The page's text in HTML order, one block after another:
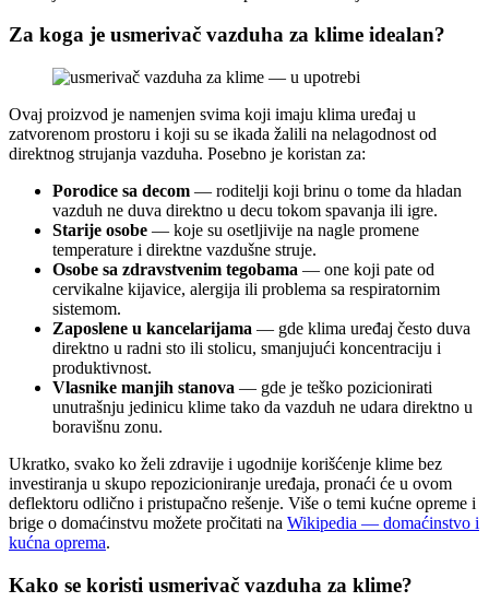
Za koga je usmerivač vazduha za klime idealan?
Ovaj proizvod je namenjen svima koji imaju klima uređaj u
zatvorenom prostoru i koji su se ikada žalili na nelagodnost od
direktnog strujanja vazduha. Posebno je koristan za:
Porodice sa decom — roditelji koji brinu o tome da hladan
vazduh ne duva direktno u decu tokom spavanja ili igre.
Starije osobe — koje su osetljivije na nagle promene
temperature i direktne vazdušne struje.
Osobe sa zdravstvenim tegobama — one koji pate od
cervikalne kijavice, alergija ili problema sa respiratornim
sistemom.
Zaposlene u kancelarijama — gde klima uređaj često duva
direktno u radni sto ili stolicu, smanjujući koncentraciju i
produktivnost.
Vlasnike manjih stanova — gde je teško pozicionirati
unutrašnju jedinicu klime tako da vazduh ne udara direktno u
boravišnu zonu.
Ukratko, svako ko želi zdravije i ugodnije korišćenje klime bez
investiranja u skupo repozicioniranje uređaja, pronaći će u ovom
deflektoru odlično i pristupačno rešenje. Više o temi kućne opreme i
brige o domaćinstvu možete pročitati na Wikipedia — domaćinstvo i
kućna oprema.
Kako se koristi usmerivač vazduha za klime?